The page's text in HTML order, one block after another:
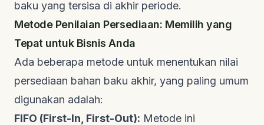
baku yang tersisa di akhir periode.
Metode Penilaian Persediaan: Memilih yang
Tepat untuk Bisnis Anda
Ada beberapa metode untuk menentukan nilai
persediaan bahan baku akhir, yang paling umum
digunakan adalah:
FIFO (First-In, First-Out): Metode ini